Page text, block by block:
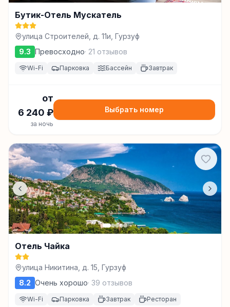
Бутик-Отель Мускатель
улица Строителей, д. 11и, Гурзуф
9.3 Превосходно· 21 отзывов
Wi-Fi Парковка Бассейн Завтрак
от
6 240 ₽
за ночь
Выбрать номер
Отель Чайка
улица Никитина, д. 15, Гурзуф
8.2 Очень хорошо· 39 отзывов
Wi-Fi Парковка Завтрак Ресторан